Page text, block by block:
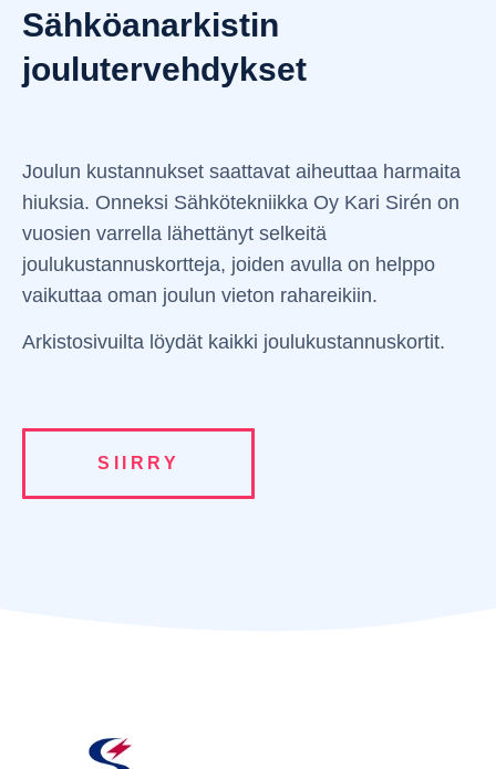
Sähköanarkistin
joulutervehdykset
Joulun kustannukset saattavat aiheuttaa harmaita
hiuksia. Onneksi Sähkötekniikka Oy Kari Sirén on
vuosien varrella lähettänyt selkeitä
joulukustannuskortteja, joiden avulla on helppo
vaikuttaa oman joulun vieton rahareikiin.
Arkistosivuilta löydät kaikki joulukustannuskortit.
SIIRRY